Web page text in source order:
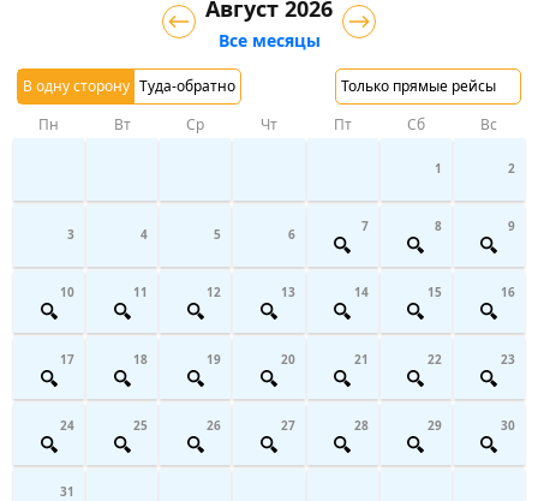
В одну сторону Туда-обратно Только прямые рейсы
Август 2026
Все месяцы
Пн Вт Ср Чт Пт Сб Вс
1 2
3 4 5 6 7 8 9
10 11 12 13 14 15 16
17 18 19 20 21 22 23
24 25 26 27 28 29 30
31